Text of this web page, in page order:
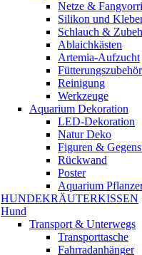
Netze &
Silikon und
Schlauch &
Ablaichkästen
Artemia-Aufzucht
Fütterungszubehör
Reinigung
Werkzeuge
Aquarium Dekoration
LED-Dekoration
Natur Deko
Figuren &
Rückwand
Poster
Aquarium
HUNDEKRÄUTERKISSEN
Hund
Transport & Unterwegs
Transporttasche
Fahrradanhänger